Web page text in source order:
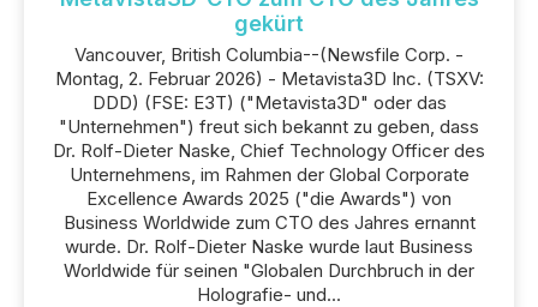
gekürt
Vancouver, British Columbia--(Newsfile Corp. -
Montag, 2. Februar 2026) - Metavista3D Inc. (TSXV:
DDD) (FSE: E3T) ("Metavista3D" oder das
"Unternehmen") freut sich bekannt zu geben, dass
Dr. Rolf-Dieter Naske, Chief Technology Officer des
Unternehmens, im Rahmen der Global Corporate
Excellence Awards 2025 ("die Awards") von
Business Worldwide zum CTO des Jahres ernannt
wurde. Dr. Rolf-Dieter Naske wurde laut Business
Worldwide für seinen "Globalen Durchbruch in der
Holografie- und...